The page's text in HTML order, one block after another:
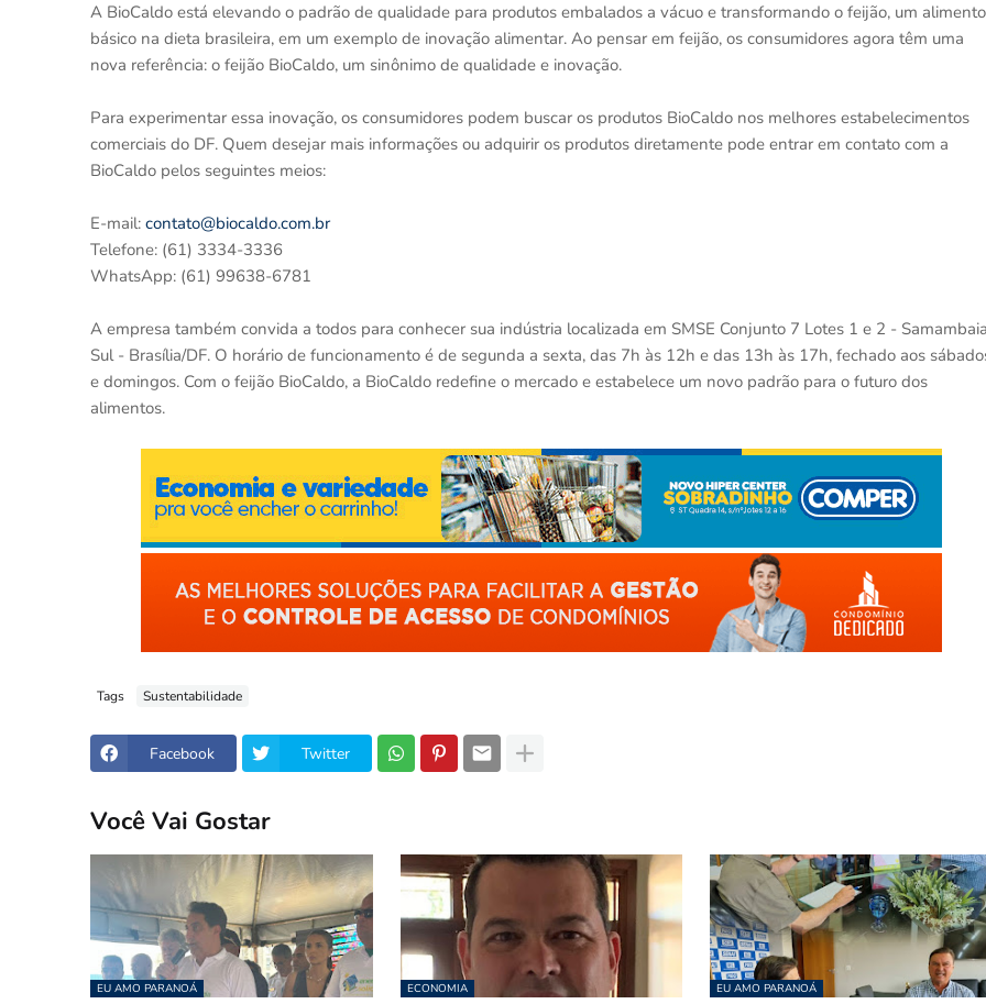
A BioCaldo está elevando o padrão de qualidade para produtos embalados a vácuo e transformando o feijão, um alimento
básico na dieta brasileira, em um exemplo de inovação alimentar. Ao pensar em feijão, os consumidores agora têm uma
nova referência: o feijão BioCaldo, um sinônimo de qualidade e inovação.
Para experimentar essa inovação, os consumidores podem buscar os produtos BioCaldo nos melhores estabelecimentos
comerciais do DF. Quem desejar mais informações ou adquirir os produtos diretamente pode entrar em contato com a
BioCaldo pelos seguintes meios:
E-mail: contato@biocaldo.com.br
Telefone: (61) 3334-3336
WhatsApp: (61) 99638-6781
A empresa também convida a todos para conhecer sua indústria localizada em SMSE Conjunto 7 Lotes 1 e 2 -
Sul - Brasília/DF. O horário de funcionamento é de segunda a sexta, das 7h às 12h e das 13h às 17h, fechado aos
e domingos. Com o feijão BioCaldo, a BioCaldo redefine o mercado e estabelece um novo padrão para o futuro dos
alimentos.
Tags Sustentabilidade
Facebook Twitter
Você Vai Gostar
EU AMO PARANOÁ ECONOMIA EU AMO PARANOÁ